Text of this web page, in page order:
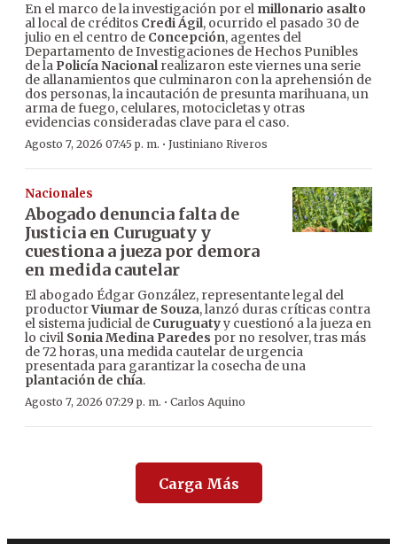
En el marco de la investigación por el millonario asalto
al local de créditos Credi Ágil, ocurrido el pasado 30 de
julio en el centro de Concepción, agentes del
Departamento de Investigaciones de Hechos Punibles
de la Policía Nacionalrealizaron este viernes una serie
de allanamientos que culminaron con la aprehensión de
dos personas, la incautación de presunta marihuana, un
arma de fuego, celulares, motocicletas y otras
evidencias consideradas clave para el caso.
Agosto 7, 2026 07:45 p. m. · Justiniano Riveros
Nacionales
Abogado denuncia falta de
Justicia en Curuguaty y
cuestiona a jueza por demora
en medida cautelar
El abogado Édgar González, representante legal del
productorViumar de Souza, lanzó duras críticas contra
el sistema judicial de Curuguatyy cuestionó a la jueza en
lo civil Sonia Medina Paredes por no resolver, tras más
de 72 horas, una medida cautelar de urgencia
presentada para garantizar la cosecha de una
plantación de chía.
Agosto 7, 2026 07:29 p. m. · Carlos Aquino
Carga Más